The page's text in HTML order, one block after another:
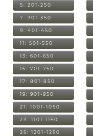
5: 201-250
7: 301-350
9: 401-450
11: 501-550
13: 601-650
15: 701-750
17: 801-850
19: 901-950
21: 1001-1050
23: 1101-1150
25: 1201-1250